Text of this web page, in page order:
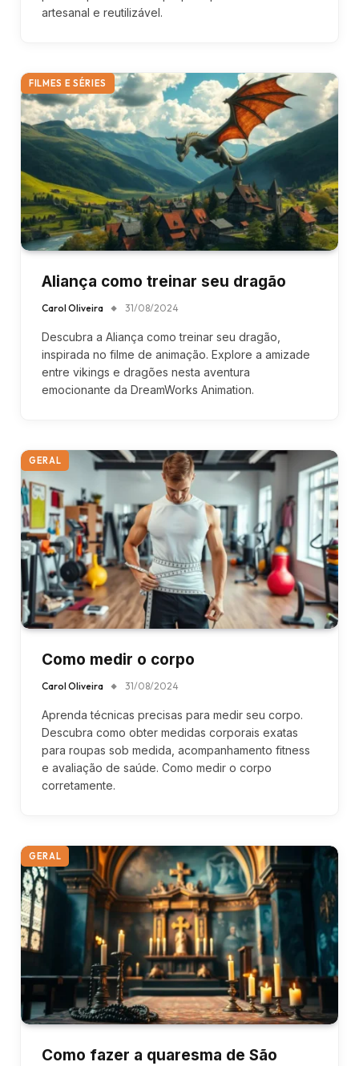
artesanal e reutilizável.
FILMES E SÉRIES
Aliança como treinar seu dragão
Carol Oliveira 31/08/2024
Descubra a Aliança como treinar seu dragão,
inspirada no filme de animação. Explore a amizade
entre vikings e dragões nesta aventura
emocionante da DreamWorks Animation.
GERAL
Como medir o corpo
Carol Oliveira 31/08/2024
Aprenda técnicas precisas para medir seu corpo.
Descubra como obter medidas corporais exatas
para roupas sob medida, acompanhamento fitness
e avaliação de saúde. Como medir o corpo
corretamente.
GERAL
Como fazer a quaresma de São